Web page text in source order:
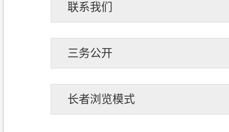
联系我们
三务公开
长者浏览模式